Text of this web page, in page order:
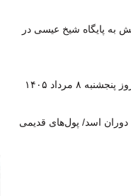
به پایگاه شیخ عیسی در
۸ مرداد ۱۴۰۵
دوران اسد/ پول‌های قدیمی